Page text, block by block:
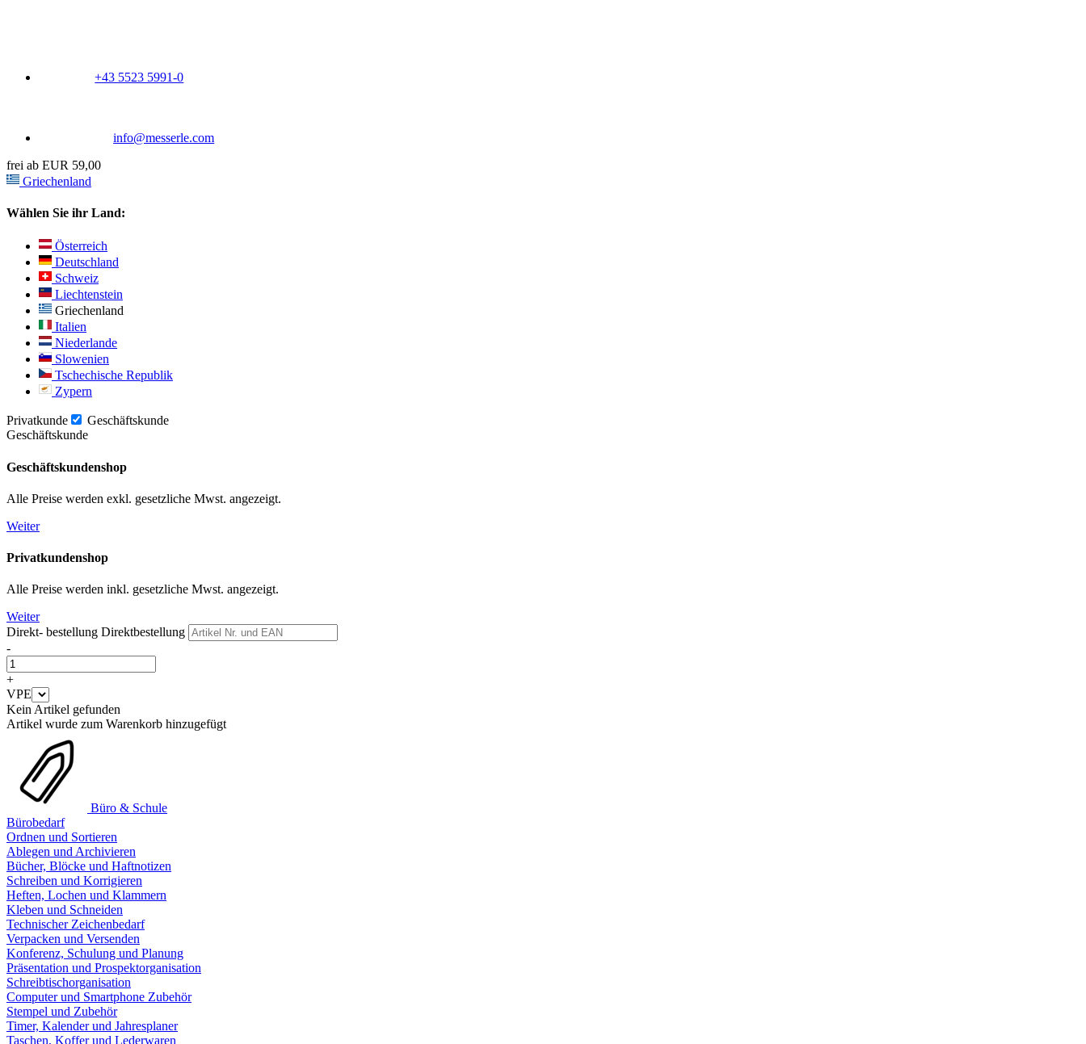
+43 5523 5991-0
info@messerle.com
frei ab EUR 59,00
Griechenland
Wählen Sie ihr Land:
Österreich
Deutschland
Schweiz
Liechtenstein
Griechenland
Italien
Niederlande
Slowenien
Tschechische Republik
Zypern
Privatkunde
Geschäftskunde
Geschäftskunde
Geschäftskundenshop
Alle Preise werden exkl. gesetzliche Mwst. angezeigt.
Weiter
Privatkundenshop
Alle Preise werden inkl. gesetzliche Mwst. angezeigt.
Weiter
Direkt- bestellung Direktbestellung
-
+
VPE
Kein Artikel gefunden
Artikel wurde zum Warenkorb hinzugefügt
Büro & Schule
Bürobedarf
Ordnen und Sortieren
Ablegen und Archivieren
Bücher, Blöcke und Haftnotizen
Schreiben und Korrigieren
Heften, Lochen und Klammern
Kleben und Schneiden
Technischer Zeichenbedarf
Verpacken und Versenden
Konferenz, Schulung und Planung
Präsentation und Prospektorganisation
Schreibtischorganisation
Computer und Smartphone Zubehör
Stempel und Zubehör
Timer, Kalender und Jahresplaner
Taschen, Koffer und Lederwaren